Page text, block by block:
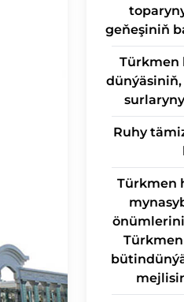
geňeşiniň
Türk­men
Ruhy
Türkmen